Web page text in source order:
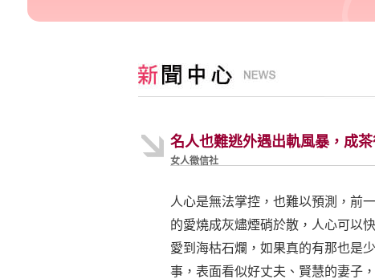
名人也難逃外遇出軌風暴，成
女人徵信社
人心是無法掌控，也難以預測，前
的愛燒成灰燼煙硝於散，人心可以
愛到海枯石爛，如果真的有那也是
事，表面看似好丈夫、賢慧的妻子